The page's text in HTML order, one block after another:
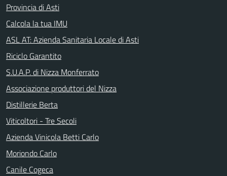
Provincia di Asti
Calcola la tua IMU
ASL AT: Azienda Sanitaria Locale di Asti
Riciclo Garantito
S.U.A.P. di Nizza Monferrato
Associazione produttori del Nizza
Distillerie Berta
Viticoltori - Tre Secoli
Azienda Vinicola Betti Carlo
Moriondo Carlo
Canile Cogeca